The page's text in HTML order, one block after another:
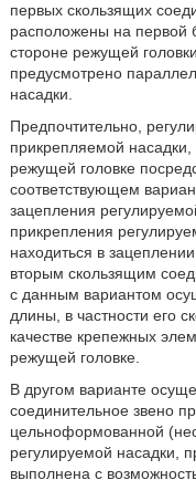
первых скользящих
расположены на первой
стороне режущей
предусмотрено
насадки.
Предпочтительно,
прикрепляемой
режущей головке
соответствующем
зацепления
прикрепления
находиться в
вторым скользящим
с данным вариантом
длины, в частности его
качестве крепежных
режущей головке.
В другом варианте
соединительное звено
цельноформованной
регулируемой насадки,
выполнена с